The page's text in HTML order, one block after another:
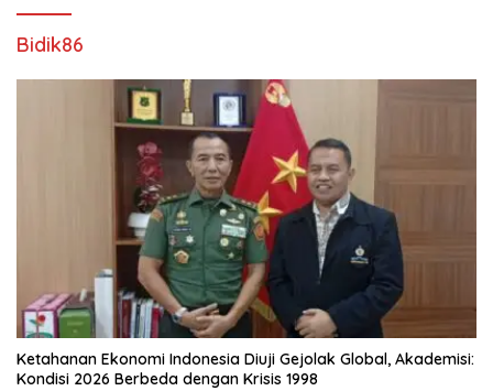
Bidik86
Ketahanan Ekonomi Indonesia Diuji Gejolak Global, Akademisi:
Kondisi 2026 Berbeda dengan Krisis 1998